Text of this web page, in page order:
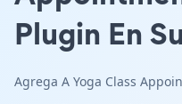
Plugin En
Agrega A Yoga Class